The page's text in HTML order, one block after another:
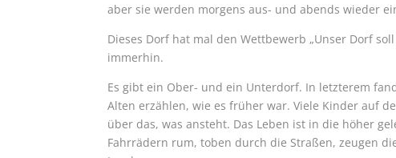
aber sie werden morgens aus- und abends wieder
Dieses Dorf hat mal den Wettbewerb „Unser Dorf
immerhin.
Es gibt ein Ober- und ein Unterdorf. In letzterem
Alten erzählen, wie es früher war. Viele Kinder auf
über das, was ansteht. Das Leben ist in die höher
Fahrrädern rum, toben durch die Straßen, zeugen